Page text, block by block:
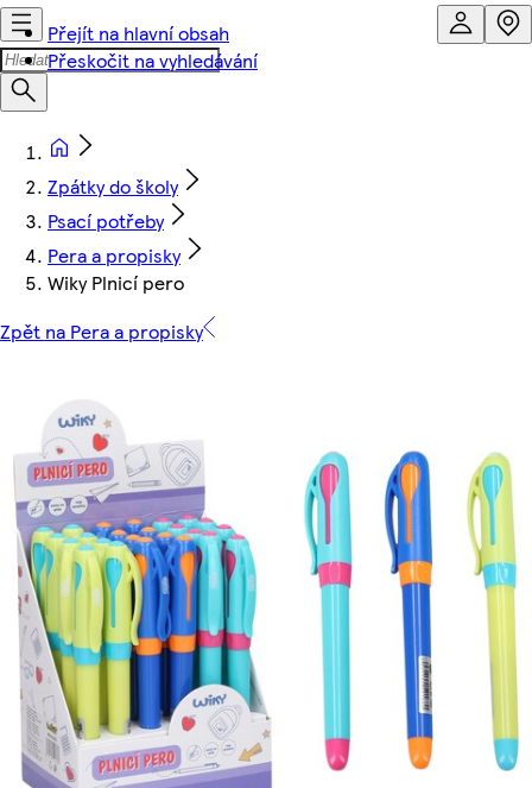
Přejít na hlavní obsah
Přeskočit na vyhledávání
Zpátky do školy
Psací potřeby
Pera a propisky
Wiky Plnicí pero
Zpět na Pera a propisky